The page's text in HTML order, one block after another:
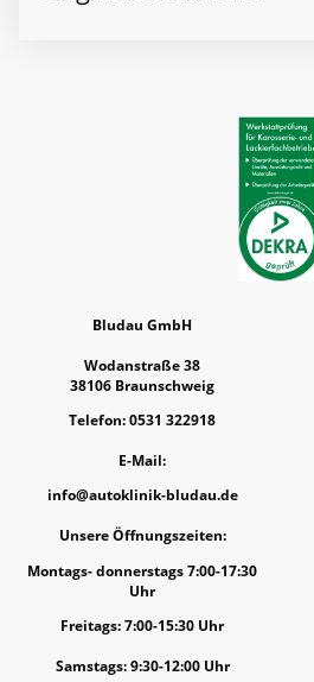
Bludau GmbH
Wodanstraße 38
38106 Braunschweig
Telefon: 0531 322918
E-Mail:
info@autoklinik-bludau.de
Unsere Öffnungszeiten:
Montags- donnerstags 7:00-17:30
Uhr
Freitags: 7:00-15:30 Uhr
Samstags: 9:30-12:00 Uhr